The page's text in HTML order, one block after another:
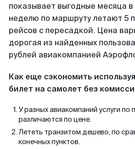
показывает выгодные месяца
неделю по маршруту летают 5
рейсов с пересадкой. Цена
дорогая из найденных
рублей авиакомпанией
Как еще сэкономить
билет на самолет без
У разных авиакомпаний услуги по
различаются по цене.
Лететь транзитом дешево, по
конечных пунктов.